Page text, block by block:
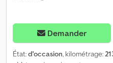
Demander
État:d'occasion, kilométrage: